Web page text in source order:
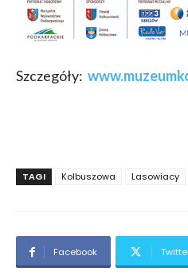
Szczegóły:
TAGI Kolbuszowa Lasowiacy
Facebook